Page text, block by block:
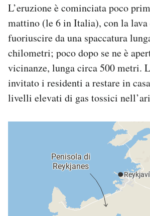
Hai bisogno di aiuto?
Esci
L’eruzione è cominciata poco
mattino (le 6 in Italia), con la lava
fuoriuscire da una spaccatura
chilometri; poco dopo se ne è
vicinanze, lunga circa 500 metri.
invitato i residenti a restare in
livelli elevati di gas tossici